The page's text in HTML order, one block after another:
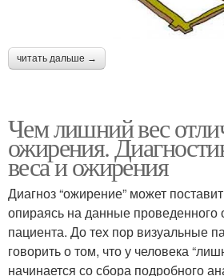
читать дальше →
Чем лишний вес
ожирения.
веса и ожирения
Диагноз “ожирение” может
опираясь на данные проведенного
пациента. До тех пор визуальные
говорить о том, что у человека
начинается со сбора подробного